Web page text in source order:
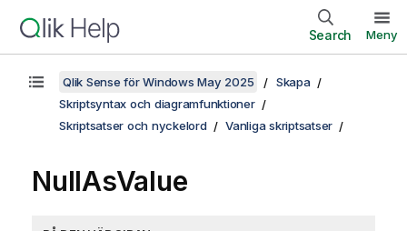
Search Meny
Qlik Sense för Windows May 2025
Skapa
Skriptsyntax och diagramfunktioner
Skriptsatser och nyckelord
Vanliga skriptsatser
NullAsValue